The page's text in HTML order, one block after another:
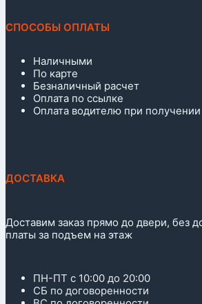
СПОСОБЫ ОПЛАТЫ
Наличными
По карте
Безналичный расчет
Оплата по ссылке
Оплата водителю при получении
ДОСТАВКА
Доставим заказ прямо до двери, без
платы за подъем на этаж
ПН-ПТ с 10:00 до 20:00
СБ по договоренности